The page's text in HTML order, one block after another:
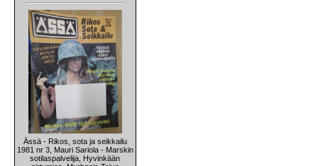
Ässä - Rikos, sota ja seikkailu
1981 nr 3, Mauri Sariola - Marskin
sotilaspalvelija, Hyvinkään